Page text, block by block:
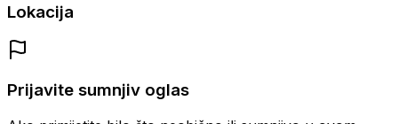
Lokacija
Prijavite sumnjiv oglas